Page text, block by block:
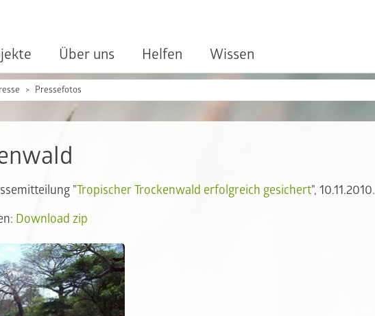
Über uns Helfen Wissen
Pressefotos
"Tropischer Trockenwald erfolgreich gesichert", 10.11.2010.
Download zip